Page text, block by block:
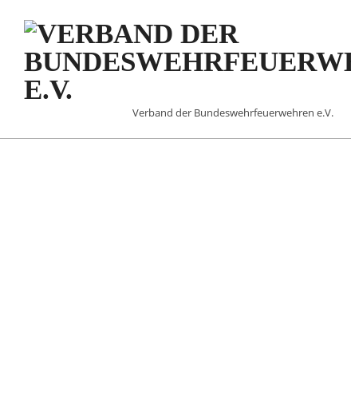
content
VERBAND
DER
Verband der Bundeswehrfeuerwehren e.V.